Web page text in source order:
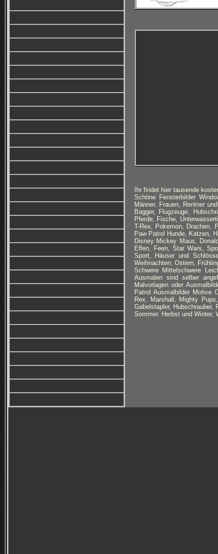
Ihr findet hier tausende
Schöne Fensterbilder
Männer, Frauen, Rentner
Bagger, Flugzeuge,
Pferde, Fische,
T-Rex, Pokemon, Drachen,
Paw Patrol Hunde, Katzen,
Disney Mickey Maus,
Elfen, Feen, Star Wars,
Sport, Häuser und
Weihnachten, Ostern,
Schwere Mittelschwere
Ausmalen sind selber
Malvorlagen oder
Patrol AusmalbilderMotive
Rex, Marshall, Mighty
Gabelstapler, Hubschrauber,
Sommer. Herbst und Winter,